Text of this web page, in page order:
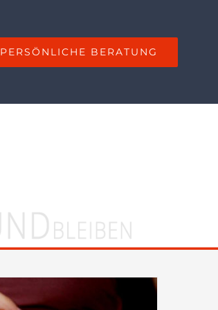
PERSÖNLICHE BERATUNG